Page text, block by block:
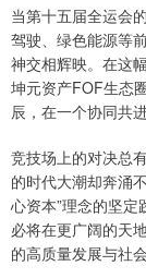
当第十五届全运会
驾驶、绿色能源等
神交相辉映。在这
坤元资产FOF生态
辰，在一个协同共
竞技场上的对决总
的时代大潮却奔涌
心资本”理念的坚定
必将在更广阔的天
的高质量发展与社